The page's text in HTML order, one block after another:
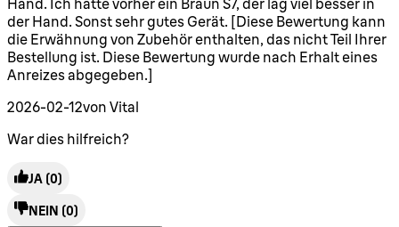
der Hand. Sonst sehr gutes Gerät. [Diese Bewertung kann
die Erwähnung von Zubehör enthalten, das nicht Teil Ihrer
Bestellung ist. Diese Bewertung wurde nach Erhalt eines
Anreizes abgegeben.]
2026-02-12von Vital
War dies hilfreich?
JA (0)
NEIN (0)